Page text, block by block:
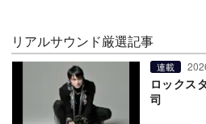
リアルサウンド厳選記事
連載
ロックス
司